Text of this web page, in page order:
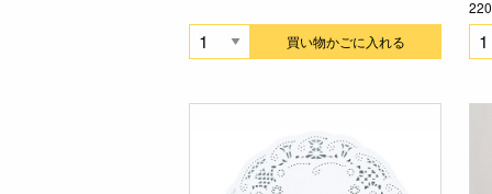
買い物かごに入れる